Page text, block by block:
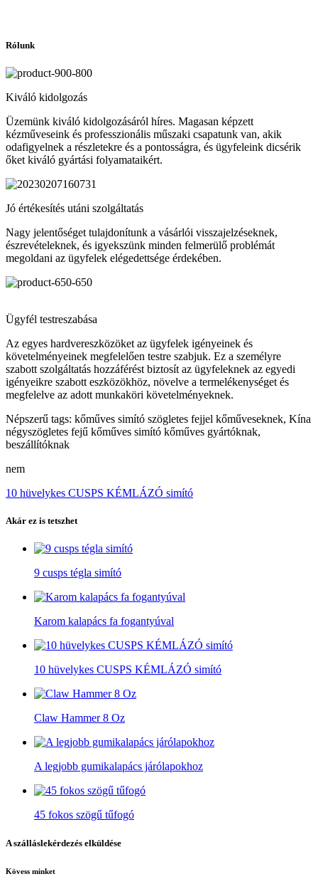
Rólunk
Kiváló kidolgozás
Üzemünk kiváló kidolgozásáról híres. Magasan képzett
kézműveseink és professzionális műszaki csapatunk van, akik
odafigyelnek a részletekre és a pontosságra, és ügyfeleink dicsérik
őket kiváló gyártási folyamataikért.
Jó értékesítés utáni szolgáltatás
Nagy jelentőséget tulajdonítunk a vásárlói visszajelzéseknek,
észrevételeknek, és igyekszünk minden felmerülő problémát
megoldani az ügyfelek elégedettsége érdekében.
Ügyfél testreszabása
Az egyes hardvereszközöket az ügyfelek igényeinek és
követelményeinek megfelelően testre szabjuk. Ez a személyre
szabott szolgáltatás hozzáférést biztosít az ügyfeleknek az egyedi
igényeikre szabott eszközökhöz, növelve a termelékenységet és
megfelelve az adott munkaköri követelményeknek.
Népszerű tags: kőműves simító szögletes fejjel kőműveseknek, Kína
négyszögletes fejű kőműves simító kőműves gyártóknak,
beszállítóknak
nem
10 hüvelykes CUSPS KÉMLÁZÓ simító
Akár ez is tetszhet
9 cusps tégla simító
Karom kalapács fa fogantyúval
10 hüvelykes CUSPS KÉMLÁZÓ simító
Claw Hammer 8 Oz
A legjobb gumikalapács járólapokhoz
45 fokos szögű tűfogó
A szálláslekérdezés elküldése
Kövess minket